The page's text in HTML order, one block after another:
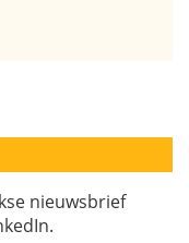
nieuwsbrief